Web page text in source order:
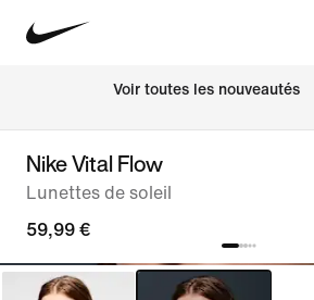
Voir toutes les nouveautés
Nike Vital Flow
Lunettes de soleil
59,99 €